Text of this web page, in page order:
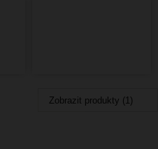
Zobrazit produkty (1)